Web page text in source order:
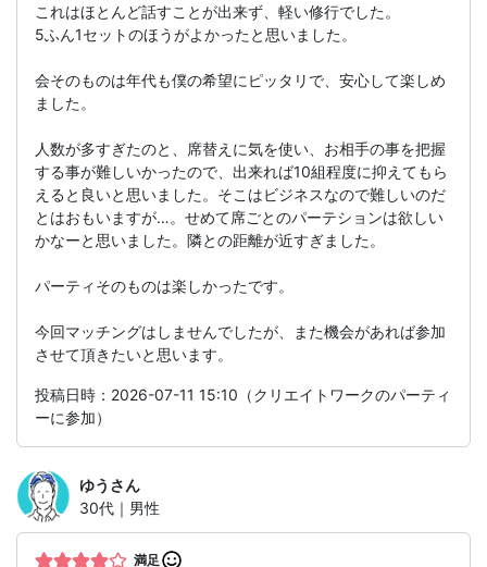
これはほとんど話すことが出来ず、軽い修行でした。
5ふん1セットのほうがよかったと思いました。
会そのものは年代も僕の希望にピッタリで、安心して楽しめ
ました。
人数が多すぎたのと、席替えに気を使い、お相手の事を把握
する事が難しいかったので、出来れば10組程度に抑えてもら
えると良いと思いました。そこはビジネスなので難しいのだ
とはおもいますが…。せめて席ごとのパーテションは欲しい
かなーと思いました。隣との距離が近すぎました。
パーティそのものは楽しかったです。
今回マッチングはしませんでしたが、また機会があれば参加
させて頂きたいと思います。
投稿日時：2026-07-11 15:10（クリエイトワークのパーティ
ーに参加）
ゆう さん
30代｜男性
満足